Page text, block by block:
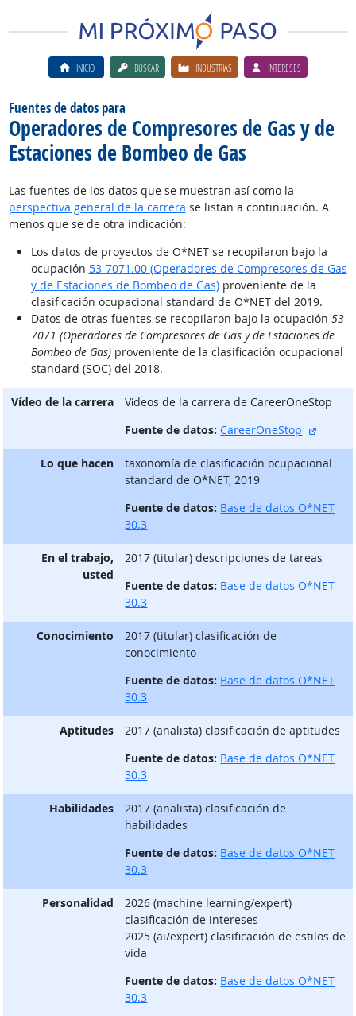
INICIO BUSCAR INDUSTRIAS INTERESES
Fuentes de datos para
Operadores de Compresores de Gas y de
Estaciones de Bombeo de Gas
Las fuentes de los datos que se muestran así como la
perspectiva general de la carrera se listan a continuación. A
menos que se de otra indicación:
Los datos de proyectos de O*NET se recopilaron bajo la
ocupación 53-7071.00 (Operadores de Compresores de Gas
y de Estaciones de Bombeo de Gas)proveniente de la
clasificación ocupacional standard de O*NET del 2019.
Datos de otras fuentes se recopilaron bajo la ocupación 53-
7071 (Operadores de Compresores de Gas y de Estaciones de
Bombeo de Gas)proveniente de la clasificación ocupacional
standard (SOC) del 2018.
Vídeo de la carrera
Vίdeos de la carrera de CareerOneStop
Fuente de datos: CareerOneStop
Lo que hacen
taxonomía de clasificación ocupacional
standard de O*NET, 2019
Fuente de datos: Base de datos O*NET
30.3
En el trabajo,
usted
2017 (titular) descripciones de tareas
Fuente de datos: Base de datos O*NET
30.3
Conocimiento
2017 (titular) clasificación de
conocimiento
Fuente de datos: Base de datos O*NET
30.3
Aptitudes
2017 (analista) clasificación de aptitudes
Fuente de datos: Base de datos O*NET
30.3
Habilidades
2017 (analista) clasificación de
habilidades
Fuente de datos: Base de datos O*NET
30.3
Personalidad
2026 (machine learning/expert)
clasificación de intereses
2025 (ai/expert) clasificación de estilos de
vida
Fuente de datos: Base de datos O*NET
30.3